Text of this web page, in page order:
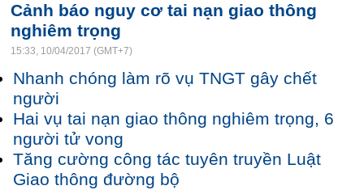
Cảnh báo nguy cơ tai nạn giao thông
nghiêm trọng
15:33, 10/04/2017 (GMT+7)
Nhanh chóng làm rõ vụ TNGT gây chết
người
Hai vụ tai nạn giao thông nghiêm trọng, 6
người tử vong
Tăng cường công tác tuyên truyền Luật
Giao thông đường bộ